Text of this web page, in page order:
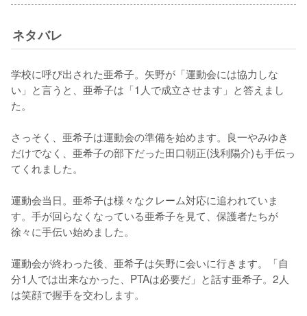
ネタバレ
学校に呼び出された亜希子。矢野が「運動会には協力しな
い」と言うと、亜希子は「1人で成立させます」と答えまし
た。
さっそく、亜希子は運動会の準備を始めます。良一やみゆき
だけでなく、亜希子の部下だった田口朝正(浅利陽介)も手伝っ
てくれました。
運動会当日。亜希子は様々なクレーム対応に追われていま
す。手が回らなくなっている亜希子を見て、保護者たちが
徐々に手伝い始めました。
運動会が終わった後、亜希子は矢野に会いに行きます。「自
分1人では出来なかった、PTAは必要だ」と話す亜希子。2人
は笑顔で握手を交わします。